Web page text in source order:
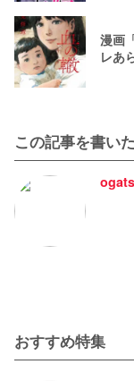
漫画
レあ
この記事を書い
ogats
おすすめ特集